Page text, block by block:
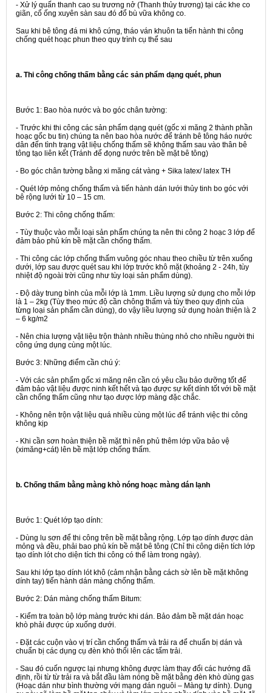
- Xử lý quấn thanh cao su trương nở (Thanh thủy trương) tại các khe co
giãn, cổ ống xuyên sàn sau đó đổ bù vữa không co.
Sau khi bê tông đá mi khô cứng, tháo ván khuôn ta tiến hành thi công
chống quét hoạc phun theo quy trình cụ thể sau
a. Thi công chống thấm bằng các sản phẩm dạng quét, phun
Bước 1: Bao hòa nước và bo góc chân tường:
- Trước khi thi công các sản phẩm dạng quét (gốc xi măng 2 thành phần
hoạc gốc bu tin) chúng ta nên bao hòa nước để tránh bê tông háo nước
dân đến tình trạng vật liệu chống thấm sẽ không thấm sau vào thân bê
tông tạo liên kết (Tránh để đọng nước trên bề mặt bê tông)
- Bo góc chân tường bằng xi măng cát vàng + Sika latex/ latex TH
- Quét lớp mỏng chống thấm và tiến hành dán lưới thủy tinh bo góc với
bê rộng lưới từ 10 – 15 cm.
Bước 2: Thi công chống thấm:
- Tùy thuộc vào mỗi loại sản phẩm chúng ta nên thi công 2 hoạc 3 lớp để
đảm bảo phủ kín bề mặt cần chống thấm.
- Thi công các lớp chống thấm vuông góc nhau theo chiều từ trên xuống
dưới, lớp sau được quét sau khi lớp trước khô mặt (khoảng 2 - 24h, tùy
nhiệt độ ngoài trời cũng như tùy loại sản phẩm dùng).
- Độ dày trung bình của mỗi lớp là 1mm. Liều lượng sử dụng cho mỗi lớp
là 1 – 2kg (Tùy theo mức độ cần chông thấm và tùy theo quy định của
từng loại sản phẩm cần dùng), do vậy liều lượng sử dụng hoàn thiện là 2
– 6 kg/m2
- Nên chia lượng vật liệu trộn thành nhiều thùng nhỏ cho nhiều người thi
công ứng dụng cùng một lúc.
Bước 3: Những điểm cần chú ý:
- Với các sản phẩm gốc xi măng nên cần có yêu cầu bảo dưỡng tốt để
đảm bảo vật liệu được ninh kết hết và tạo được sự kết dính tốt với bề mặt
cần chống thấm cũng như tạo được lớp màng đặc chắc.
- Không nên trộn vật liệu quá nhiều cùng một lúc để tránh việc thi công
không kịp
- Khi cần sơn hoàn thiện bề mặt thì nên phủ thêm lớp vữa bảo vệ
(ximăng+cát) lên bề mặt lớp chống thấm.
b. Chống thấm bằng màng khò nóng hoạc màng dán lạnh
Bước 1: Quét lớp tạo dính:
- Dùng lu sơn để thi công trên bề mặt bằng rộng. Lớp tạo dính được dàn
mỏng và đều, phải bao phủ kín bề mặt bê tông (Chỉ thi công diện tích lớp
tạo dính lót cho diện tích thi công có thể làm trong ngày).
Sau khi lớp tạo dính lót khô (cảm nhận bằng cách sờ lên bề mặt không
dính tay) tiến hành dán màng chống thấm.
Bước 2: Dán màng chống thấm Bitum:
- Kiểm tra toàn bộ lớp màng trước khi dán. Bảo đảm bề mặt dán hoạc
khò phải được úp xuống dưới.
- Đặt các cuộn vào vị trí cần chống thấm và trải ra để chuẩn bị dán và
chuẩn bị các dụng cụ đèn khò thổi lên các tấm trải.
- Sau đó cuốn ngược lại nhưng không được làm thay đổi các hướng đã
định, rồi từ từ trải ra và bắt đầu làm nóng bề mặt bằng đèn khò dùng gas
(Hoạc dán như bình thường với mạng dán nguôi – Màng tự dính). Dụng